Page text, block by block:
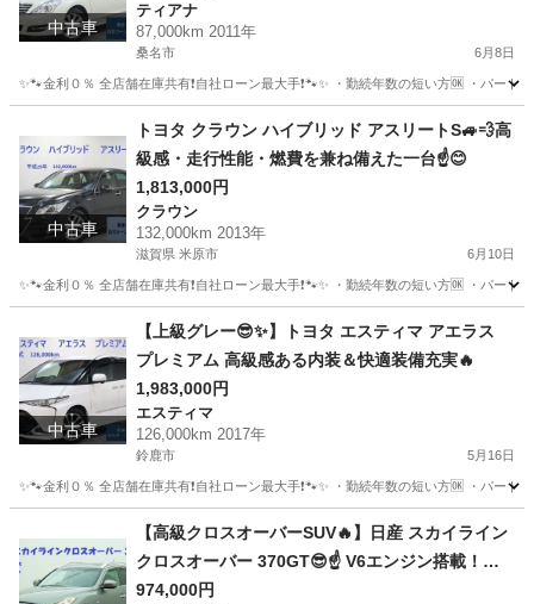
中古車
ティアナ
87,000km 2011年
桑名市 6月8日
✨🐾金利０％ 全店舗在庫共有❗️自社ローン最大手❗️🐾✨ ・勤続年数の短い方🆗 ・パー
ティアナ オトロン
中古車
トヨタ クラウン ハイブリッド アスリートS🚙💨高
級感・走行性能・燃費を兼ね備えた一台☝️😊
1,813,000円
クラウン
132,000km 2013年
滋賀県 米原市 6月10日
✨🐾金利０％ 全店舗在庫共有❗️自社ローン最大手❗️🐾✨ ・勤続年数の短い方🆗 ・パー
クラウン アスリート
中古車
【上級グレー😎✨】トヨタ エスティマ アエラス
プレミアム 高級感ある内装＆快適装備充実🔥
1,983,000円
エスティマ
126,000km 2017年
鈴鹿市 5月16日
✨🐾金利０％ 全店舗在庫共有❗️自社ローン最大手❗️🐾✨ ・勤続年数の短い方🆗 ・パー
エスティマ オトロン
【高級クロスオーバーSUV🔥】日産 スカイライン
クロスオーバー 370GT😎☝️ V6エンジン搭載！力
強い走りと上質な乗り心地が魅力の一台！
974,000円